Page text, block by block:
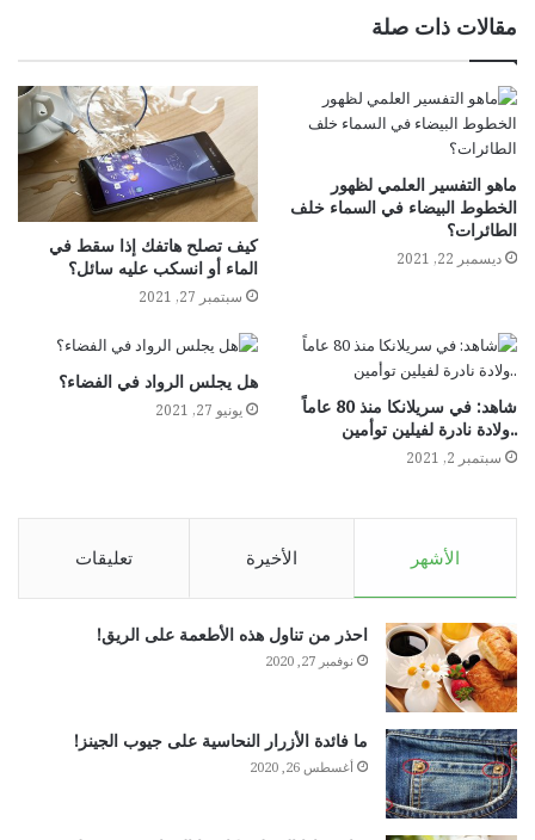
مقالات ذات صلة
ماهو التفسير العلمي لظهور
الخطوط البيضاء في السماء خلف
الطائرات؟
ديسمبر 22, 2021
كيف تصلح هاتفك إذا سقط في
الماء أو انسكب عليه سائل؟
سبتمبر 27, 2021
شاهد: في سريلانكا منذ 80 عاماً
..ولادة نادرة لفيلين توأمين
سبتمبر 2, 2021
هل يجلس الرواد في الفضاء؟
يونيو 27, 2021
الأشهر الأخيرة تعليقات
احذر من تناول هذه الأطعمة على الريق!
نوفمبر 27, 2020
ما فائدة الأزرار النحاسية على جيوب الجينز!
أغسطس 26, 2020